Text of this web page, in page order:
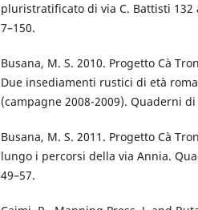
pluristratificato di via C. Battisti 132
7–150.
Busana, M. S. 2010. Progetto Cà
Due insediamenti rustici di età
(campagne 2008-2009). Quaderni
Busana, M. S. 2011. Progetto Cà
lungo i percorsi della via Annia.
49–57.